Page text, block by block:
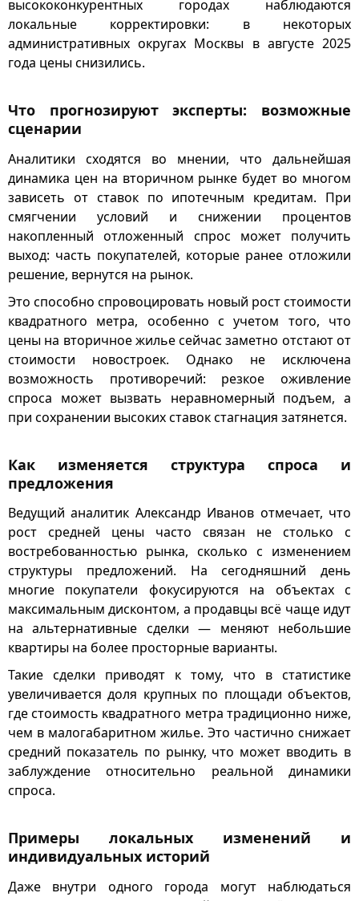
высококонкурентных городах наблюдаются
локальные корректировки: в некоторых
административных округах Москвы в августе 2025
года цены снизились.
Что прогнозируют эксперты: возможные
сценарии
Аналитики сходятся во мнении, что дальнейшая
динамика цен на вторичном рынке будет во многом
зависеть от ставок по ипотечным кредитам. При
смягчении условий и снижении процентов
накопленный отложенный спрос может получить
выход: часть покупателей, которые ранее отложили
решение, вернутся на рынок.
Это способно спровоцировать новый рост стоимости
квадратного метра, особенно с учетом того, что
цены на вторичное жилье сейчас заметно отстают от
стоимости новостроек. Однако не исключена
возможность противоречий: резкое оживление
спроса может вызвать неравномерный подъем, а
при сохранении высоких ставок стагнация затянется.
Как изменяется структура спроса и
предложения
Ведущий аналитик Александр Иванов отмечает, что
рост средней цены часто связан не столько с
востребованностью рынка, сколько с изменением
структуры предложений. На сегодняшний день
многие покупатели фокусируются на объектах с
максимальным дисконтом, а продавцы всё чаще идут
на альтернативные сделки — меняют небольшие
квартиры на более просторные варианты.
Такие сделки приводят к тому, что в статистике
увеличивается доля крупных по площади объектов,
где стоимость квадратного метра традиционно ниже,
чем в малогабаритном жилье. Это частично снижает
средний показатель по рынку, что может вводить в
заблуждение относительно реальной динамики
спроса.
Примеры локальных изменений и
индивидуальных историй
Даже внутри одного города могут наблюдаться